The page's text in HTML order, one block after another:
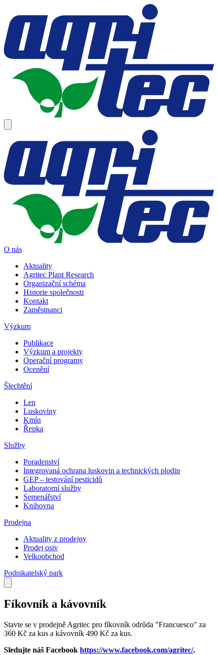
O nás
Aktuality
Agritec Plant Research
Organizační schéma
Historie společnosti
Kontakt
Zaměstnanci
Výzkum
Publikace
Výzkum a projekty
Operační programy
Ocenění
Šlechtění
Len
Luskoviny
Kmín
Řepka
Služby
Poradenství
Integrovaná ochrana luskovin a technických plodin
GEP – testování pesticidů
Laboratorní služby
Semenářství
Knihovna
Prodejna
Aktuality z prodejny
Prodej osiv
Velkoobchod
Podnikatelský park
Fíkovník a kávovník
Stavte se v prodejně Agritec pro fíkovník odrůda "Francuesco" za
360 Kč za kus a kávovník 490 Kč za kus.
Sledujte náš Facebook https://www.facebook.com/agritec/.